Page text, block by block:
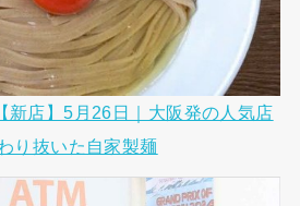
新店】5月26日｜大阪発の人気店
り抜いた自家製麺